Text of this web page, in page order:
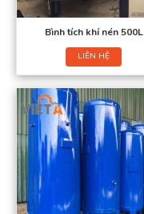
Bình tích khí nén 500L
LIÊN HỆ